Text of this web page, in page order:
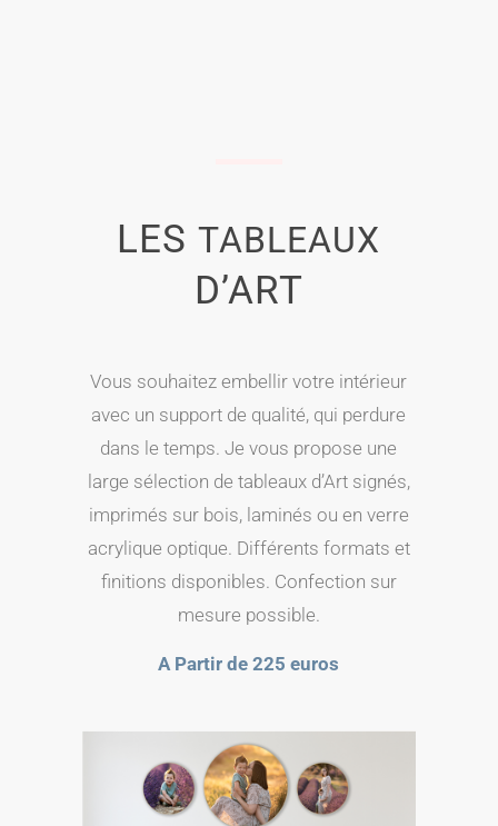
LESTABLEAUX
D’ART
Vous sou­hai­tez embel­lir votre inté­rieur
avec un sup­port de qua­li­té, qui per­dure
dans le temps. Je vous pro­pose une
large sélec­tion de tableaux d’Art signés,
impri­més sur bois, lami­nés ou en verre
acry­lique optique. Différents for­mats et
fini­tions dis­po­nibles. Confection sur
mesure possible.
A Partir de 225 euros